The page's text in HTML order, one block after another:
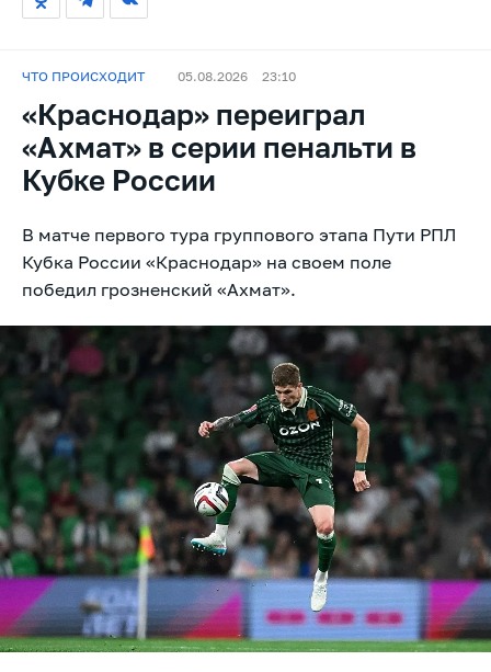
ЧТО ПРОИСХОДИТ 05.08.2026 23:10
«Краснодар» переиграл
«Ахмат» в серии пенальти в
Кубке России
В матче первого тура группового этапа Пути РПЛ
Кубка России «Краснодар» на своем поле
победил грозненский «Ахмат».